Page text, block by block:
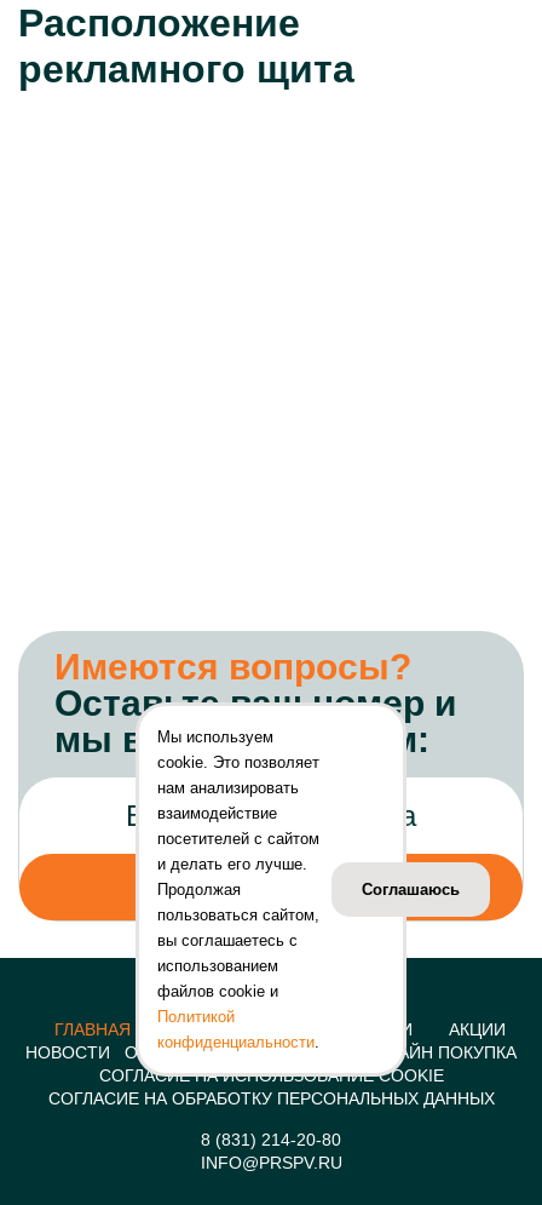
Расположение
рекламного щита
Имеются вопросы?
Оставьте ваш номер и
мы вам перезвоним:
ГЛАВНАЯ УСЛУГИ
АКЦИИ
НОВОСТИ
О КОМПАНИИ КОНТАКТЫ
ОНЛАЙН ПОКУПКА
СОГЛАСИЕ НА ИСПОЛЬЗОВАНИЕ COOKIE
СОГЛАСИЕ НА ОБРАБОТКУ ПЕРСОНАЛЬНЫХ ДАННЫХ
8 (831) 214-20-80
INFO@PRSPV.RU
Мы используем
cookie. Это позволяет
нам анализировать
взаимодействие
посетителей с сайтом
и делать его лучше.
Продолжая
пользоваться сайтом,
вы соглашаетесь с
использованием
файлов cookie и
Политикой
конфиденциальности
Соглашаюсь